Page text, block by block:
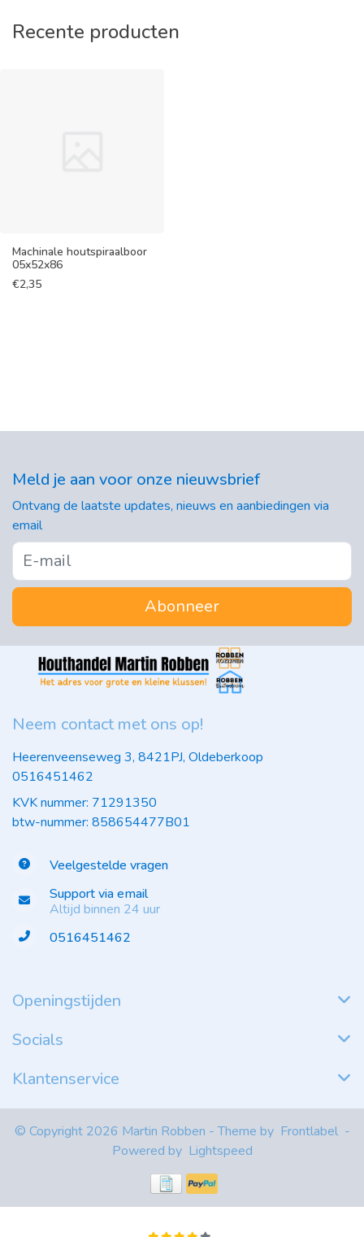
Recente producten
Machinale houtspiraalboor
05x52x86
€2,35
Meld je aan voor onze nieuwsbrief
Ontvang de laatste updates, nieuws en aanbiedingen via
email
Abonneer
Neem contact met ons op!
Heerenveenseweg 3, 8421PJ, Oldeberkoop
0516451462
KVK nummer: 71291350
btw-nummer: 858654477B01
Veelgestelde vragen
Support via email
Altijd binnen 24 uur
0516451462
Openingstijden
Socials
Klantenservice
© Copyright 2026 Martin Robben - Theme by Frontlabel -
Powered by Lightspeed